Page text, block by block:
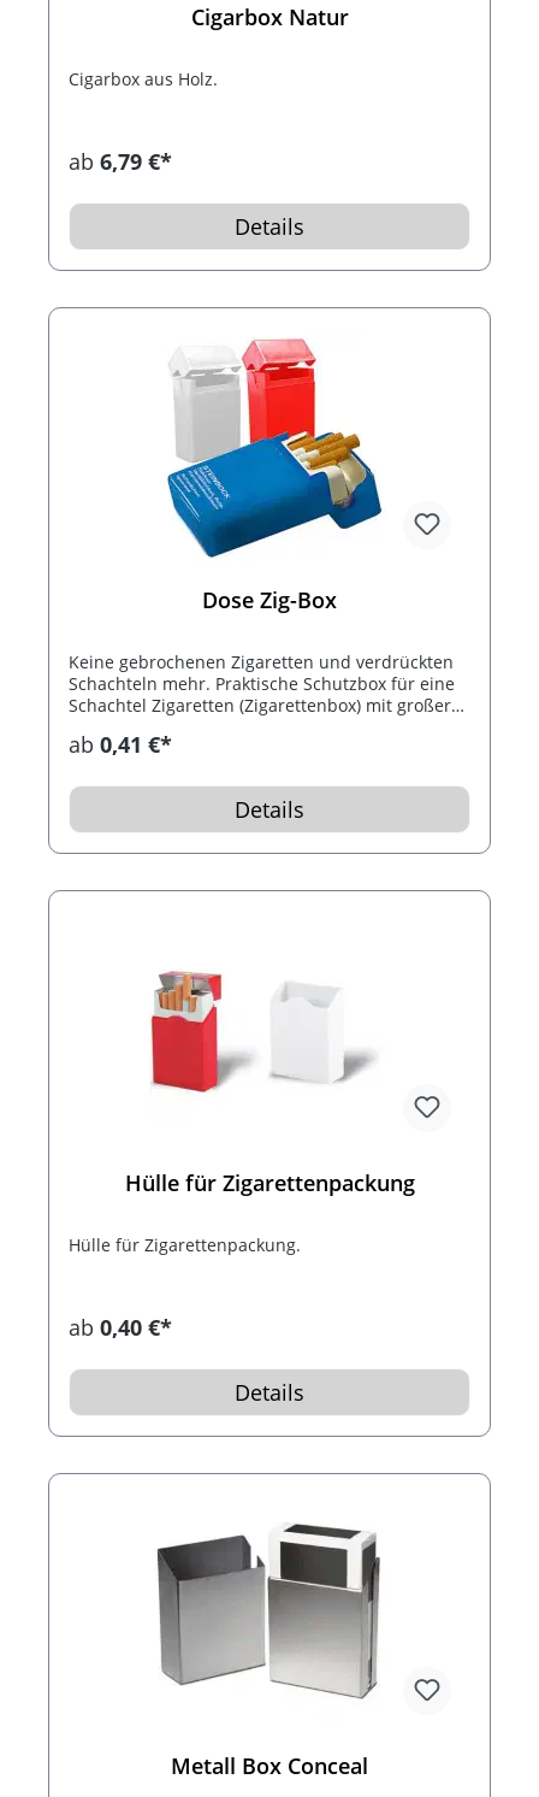
Cigarbox Natur
Cigarbox aus Holz.
ab 6,79 €*
Details
Dose Zig-Box
Keine gebrochenen Zigaretten und verdrückten
Schachteln mehr. Praktische Schutzbox für eine
Schachtel Zigaretten (Zigarettenbox) mit großer
ab 0,41 €*
Details
Hülle für Zigarettenpackung
Hülle für Zigarettenpackung.
ab 0,40 €*
Details
Metall Box Conceal